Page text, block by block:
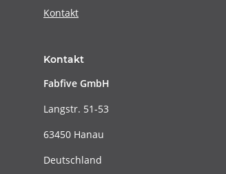
Kontakt
Kontakt
Fabfive GmbH
Langstr. 51-53
63450 Hanau
Deutschland